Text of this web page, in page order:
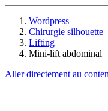
Wordpress
Chirurgie silhouette
Lifting
Mini-lift abdominal
Aller directement au